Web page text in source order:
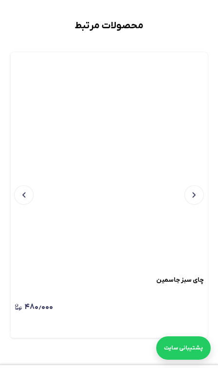
محصولات مرتبط
چای سبز جاسمین
۴۸۰٫۰۰۰
پشتیبانی سایت